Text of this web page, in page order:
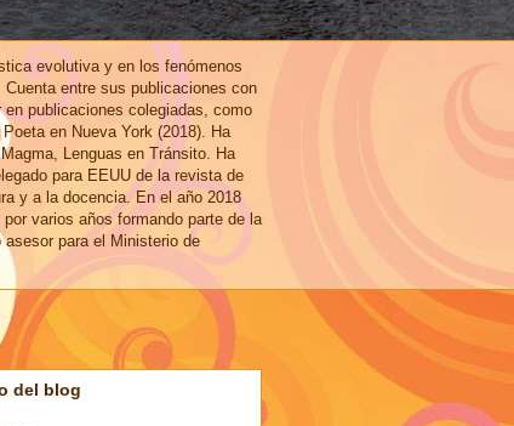
evolutiva y en los fenómenos
entre sus publicaciones con
publicaciones colegiadas, como
en Nueva York (2018). Ha
Lenguas en Tránsito. Ha
para EEUU de la revista de
y a la docencia. En el año 2018
varios años formando parte de la
para el Ministerio de
del blog